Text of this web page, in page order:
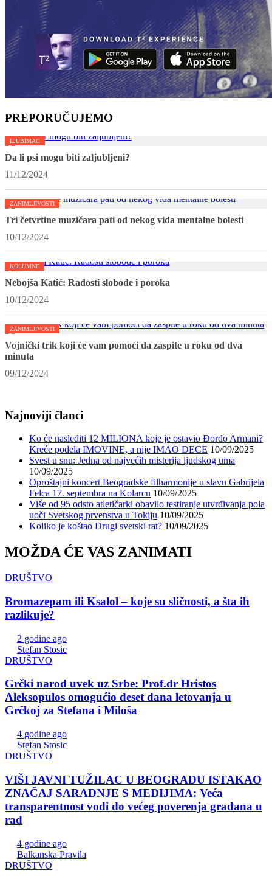
PREPORUČUJEMO
LJUBIMAC
Da li psi mogu biti zaljubljeni?
11/12/2024
ZANIMLJIVOSTI
Tri četvrtine muzičara pati od nekog vida mentalne bolesti
10/12/2024
KOLUMNE
Nebojša Katić: Radosti slobode i poroka
10/12/2024
ZANIMLJIVOSTI
Vojnički trik koji će vam pomoći da zaspite u roku od dva
minuta
09/12/2024
Najnoviji članci
Ko će naslediti 12 MILIONA koje je ostavio Đorđo Armani?
Kreće podela IMOVINE, a nije IMAO DECE 10/09/2025
Svest u snu: Jedna od najvećih misterija ljudskog uma
10/09/2025
Oproštajni koncert Beogradske filharmonije u slavu Gabrijela
Felca 17. septembra na Kolarcu 10/09/2025
Više od 95 odsto atletičarki obavilo testiranje utvrđivanja pola
uoči Svetskog prvenstva u Tokiju 10/09/2025
Koliko je koštao Drugi svetski rat? 10/09/2025
MOŽDA ĆE VAS ZANIMATI
DRUŠTVO
Bromazepam ili Ksalol – koje su sličnosti, a šta ih
razlikuje?
2 godine ago
Stefan Stosic
DRUŠTVO
Grčki narod uvek uz Srbe: Prof.dr Hristos
Aleksopulos omogućio deset dana letovanja u
Grčkoj za Stefana i Miloša
4 godine ago
Stefan Stosic
DRUŠTVO
VIŠI JAVNI TUŽILAC U BEOGRADU ISTAKAO
ZNAČAJ SARADNJE S MEDIJIMA: Veća
transparentnost vodi do većeg poverenja građana u
rad
4 godine ago
Balkanska Pravila
DRUŠTVO